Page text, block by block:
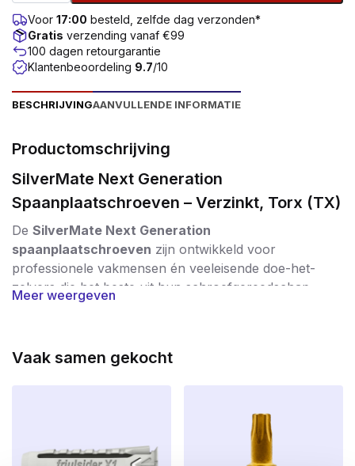
Voor 17:00 besteld, zelfde dag verzonden*
Gratis verzending vanaf €99
100 dagen retourgarantie
Klantenbeoordeling 9.7/10
BESCHRIJVINGAANVULLENDE INFORMATIE
Productomschrijving
SilverMate Next Generation
Spaanplaatschroeven – Verzinkt, Torx (TX)
De SilverMate Next Generation
spaanplaatschroeven zijn ontwikkeld voor
professionele vakmensen én veeleisende doe-het-
zelvers die het beste uit hun schroefgereedschap
willen halen. Deze schroeven onderscheiden zich door
schroefdraadheeft.
korte schroeven
hebben een kleinere spoed voor een hoge
Meer weergeven
Vaak samen gekocht